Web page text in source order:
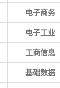
电子商务
电子工业
工商信息
基础数据